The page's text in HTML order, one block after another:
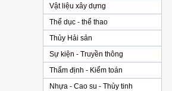
Vật liệu xây dựng
Thể dục - thể thao
Thủy Hải sản
Sự kiện - Truyền thông
Thẩm định - Kiểm toán
Nhựa - Cao su - Thủy tinh